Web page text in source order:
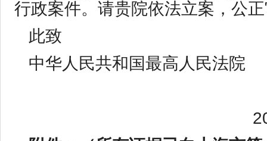
行政案件。请贵院依法立案，公
此致
中华人民共和国最高人民法院